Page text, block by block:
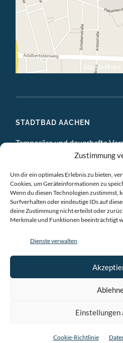
Zustimmung
Um dir ein optimales Erlebnis zu bieten,
Cookies, um Geräteinformationen zu
Wenn du diesen Technologien zustimmst,
Surfverhalten oder eindeutige IDs auf
deine Zustimmung nicht erteilst oder
Merkmale und Funktionen beeinträchtigt
Dienste verwalten
Einstellungen
Cookie-Richtlinie
STADTBAD AACHEN
Temporäre und dauerhafte
ATELIERS
EINZELBÜROS
GEMEINSCHAFTSBÜROS
BESPRECHUNGSRÄUME
VERANSTALTUNGSRÄUME